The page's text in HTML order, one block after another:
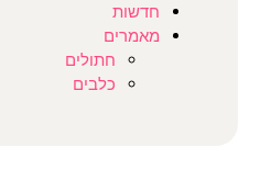
חדשות
מאמרים
חתולים
כלבים